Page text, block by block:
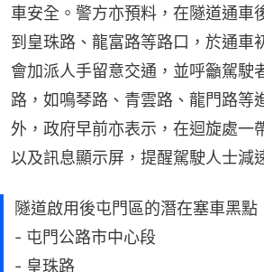
車安全。警方亦預料，在隧道通車
到皇珠路、龍富路等路口，於通車
會加派人手留意交通，並呼籲駕駛
路，如鳴琴路、青雲路、龍門路等
外，政府早前亦表示，在迴旋處一
以及訊息顯示屏，提醒駕駛人士減
隧道啟用後屯門區的潛在塞車黑點
- 屯門公路市中心段
- 皇珠路